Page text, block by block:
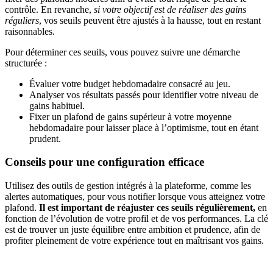
contrôle. En revanche, si votre objectif est de réaliser des gains
réguliers, vos seuils peuvent être ajustés à la hausse, tout en restant
raisonnables.
Pour déterminer ces seuils, vous pouvez suivre une démarche
structurée :
Évaluer votre budget hebdomadaire consacré au jeu.
Analyser vos résultats passés pour identifier votre niveau de
gains habituel.
Fixer un plafond de gains supérieur à votre moyenne
hebdomadaire pour laisser place à l’optimisme, tout en étant
prudent.
Conseils pour une configuration efficace
Utilisez des outils de gestion intégrés à la plateforme, comme les
alertes automatiques, pour vous notifier lorsque vous atteignez votre
plafond. Il est important de réajuster ces seuils régulièrement, en
fonction de l’évolution de votre profil et de vos performances. La clé
est de trouver un juste équilibre entre ambition et prudence, afin de
profiter pleinement de votre expérience tout en maîtrisant vos gains.